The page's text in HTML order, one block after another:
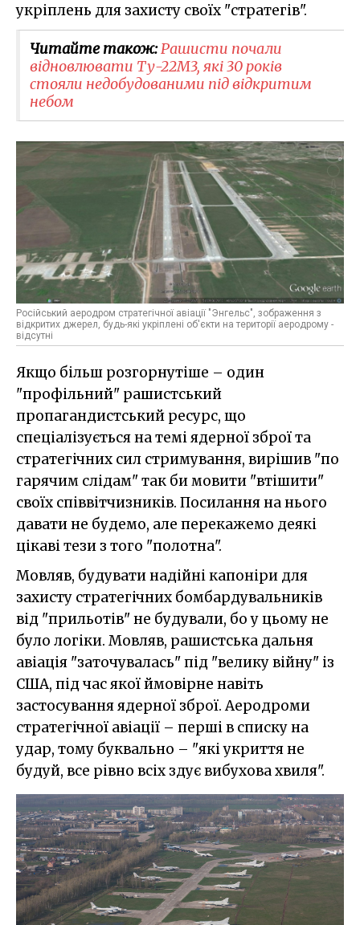
укріплень для захисту своїх "стратегів".
Читайте також:Рашисти почали
відновлювати Ту-22М3, які 30 років
стояли недобудованими під відкритим
небом
Російський аеродром стратегічної авіації "Энгельс", зображення з
відкритих джерел, будь-які укріплені об'єкти на території аеродрому -
відсутні
Якщо більш розгорнутіше – один
"профільний" рашистський
пропагандистський ресурс, що
спеціалізується на темі ядерної зброї та
стратегічних сил стримування, вирішив "по
гарячим слідам" так би мовити "втішити"
своїх співвітчизників. Посилання на нього
давати не будемо, але перекажемо деякі
цікаві тези з того "полотна".
Мовляв, будувати надійні капоніри для
захисту стратегічних бомбардувальників
від "прильотів" не будували, бо у цьому не
було логіки. Мовляв, рашистська дальня
авіація "заточувалась" під "велику війну" із
США, під час якої ймовірне навіть
застосування ядерної зброї. Аеродроми
стратегічної авіації – перші в списку на
удар, тому буквально – "які укриття не
будуй, все рівно всіх здує вибухова хвиля".